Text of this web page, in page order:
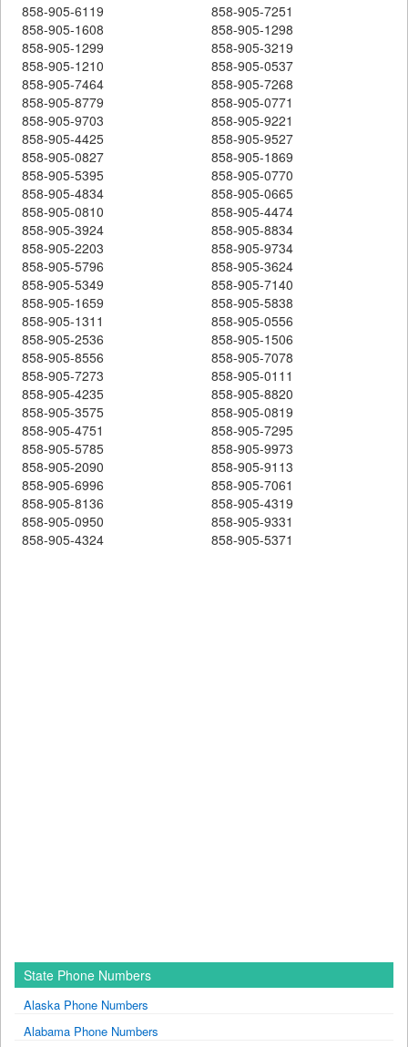
858-905-6119
858-905-7251
858-905-1608
858-905-1298
858-905-1299
858-905-3219
858-905-1210
858-905-0537
858-905-7464
858-905-7268
858-905-8779
858-905-0771
858-905-9703
858-905-9221
858-905-4425
858-905-9527
858-905-0827
858-905-1869
858-905-5395
858-905-0770
858-905-4834
858-905-0665
858-905-0810
858-905-4474
858-905-3924
858-905-8834
858-905-2203
858-905-9734
858-905-5796
858-905-3624
858-905-5349
858-905-7140
858-905-1659
858-905-5838
858-905-1311
858-905-0556
858-905-2536
858-905-1506
858-905-8556
858-905-7078
858-905-7273
858-905-0111
858-905-4235
858-905-8820
858-905-3575
858-905-0819
858-905-4751
858-905-7295
858-905-5785
858-905-9973
858-905-2090
858-905-9113
858-905-6996
858-905-7061
858-905-8136
858-905-4319
858-905-0950
858-905-9331
858-905-4324
858-905-5371
State Phone Numbers
Alaska Phone Numbers
Alabama Phone Numbers